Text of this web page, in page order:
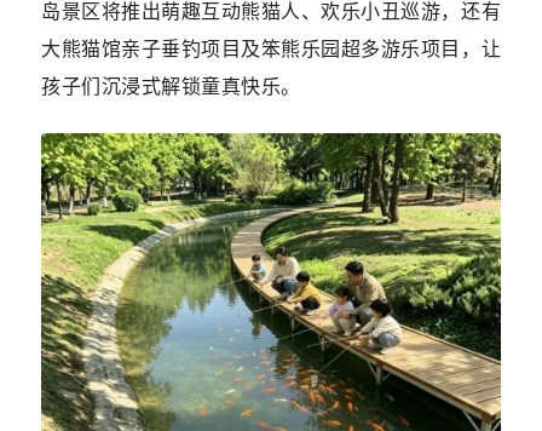
岛景区将推出萌趣互动熊猫人、欢乐小丑巡游，还有
大熊猫馆亲子垂钓项目及笨熊乐园超多游乐项目，让
孩子们沉浸式解锁童真快乐。